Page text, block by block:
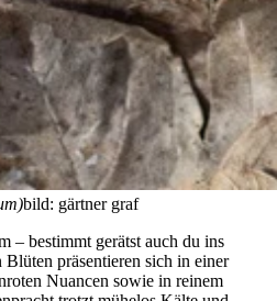
bild: gärtner graf
– bestimmt gerätst auch du ins
präsentieren sich in einer
Nuancen sowie in reinem